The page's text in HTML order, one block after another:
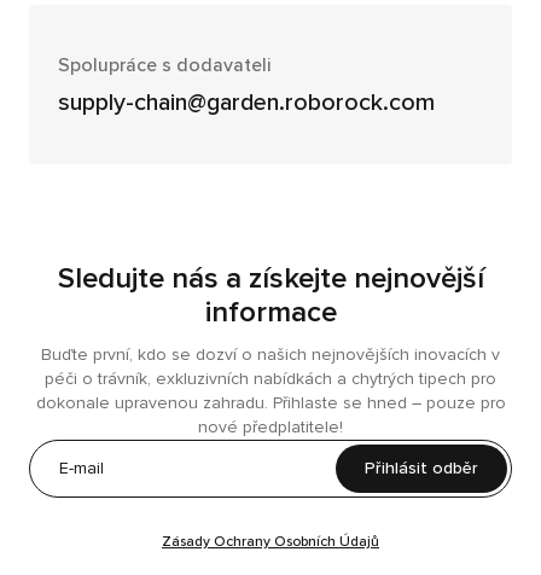
Spolupráce s dodavateli
supply-chain@garden.roborock.com
Sledujte nás a získejte nejnovější
informace
Buďte první, kdo se dozví o našich nejnovějších inovacích v
péči o trávník, exkluzivních nabídkách a chytrých tipech pro
dokonale upravenou zahradu. Přihlaste se hned – pouze pro
nové předplatitele!
Přihlásit odběr
Zásady Ochrany Osobních Údajů